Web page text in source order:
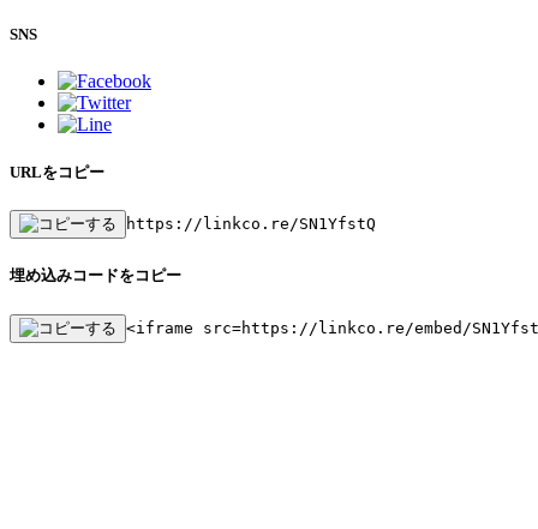
SNS
URLをコピー
https://linkco.re/SN1YfstQ
埋め込みコードをコピー
<iframe src=https://linkco.re/embed/